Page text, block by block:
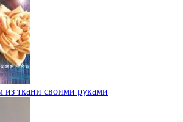
из ткани своими руками